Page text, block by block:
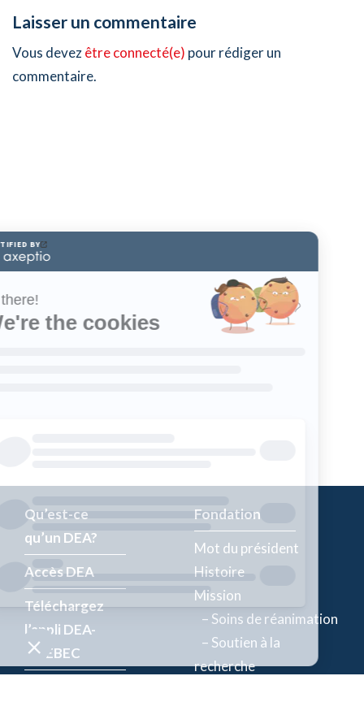
Laisser un commentaire
Vous devezêtre connecté(e) pour rédiger un
commentaire.
Qu’est-ce
qu’un DEA?
Accès DEA
Téléchargez
l’appli DEA-
QUÉBEC
Fondation
Mot du président
Histoire
Mission
– Soins de réanimation
– Soutien à la
recherche